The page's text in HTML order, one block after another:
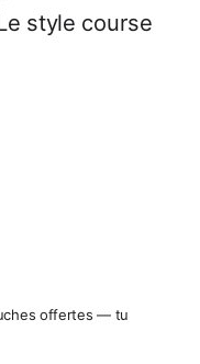
style course
offertes — tu